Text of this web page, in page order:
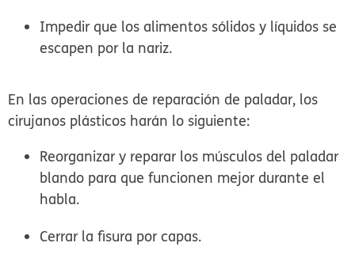
Impedir que los alimentos sólidos y líquidos se
escapen por la nariz.
En las operaciones de reparación de paladar, los
cirujanos plásticos harán lo siguiente:
Reorganizar y reparar los músculos del paladar
blando para que funcionen mejor durante el
habla.
Cerrar la fisura por capas.